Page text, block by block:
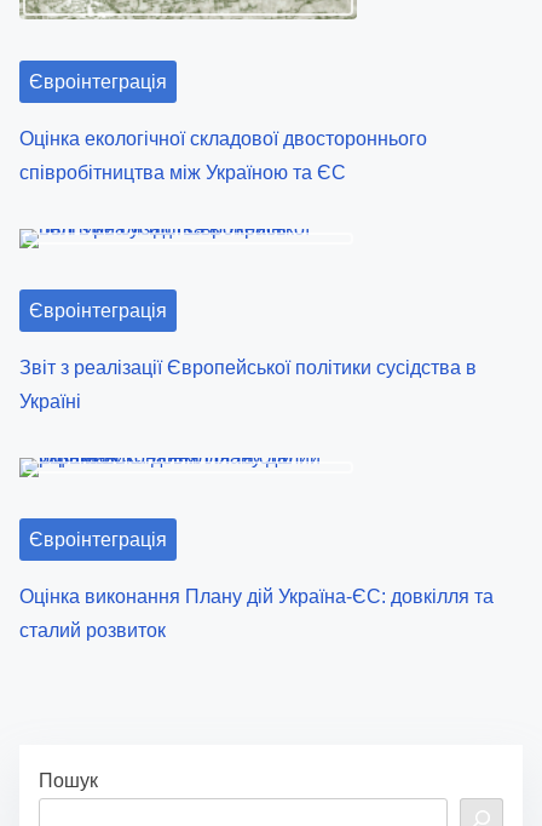
:
Євроінтеграція
Оцінка екологічної складової двостороннього
співробітництва між Україною та ЄС
Євроінтеграція
Звіт з реалізації Європейської політики сусідства в
Україні
Євроінтеграція
Оцінка виконання Плану дій Україна-ЄС: довкілля та
сталий розвиток
Пошук